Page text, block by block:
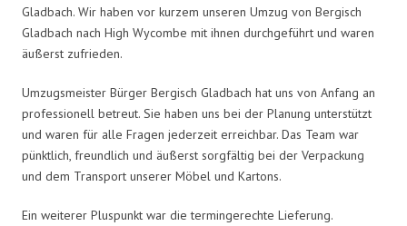
Gladbach. Wir haben vor kurzem unseren Umzug von Bergisch
Gladbach nach High Wycombe mit ihnen durchgeführt und waren
äußerst zufrieden.
Umzugsmeister Bürger Bergisch Gladbach hat uns von Anfang an
professionell betreut. Sie haben uns bei der Planung unterstützt
und waren für alle Fragen jederzeit erreichbar. Das Team war
pünktlich, freundlich und äußerst sorgfältig bei der Verpackung
und dem Transport unserer Möbel und Kartons.
Ein weiterer Pluspunkt war die termingerechte Lieferung.